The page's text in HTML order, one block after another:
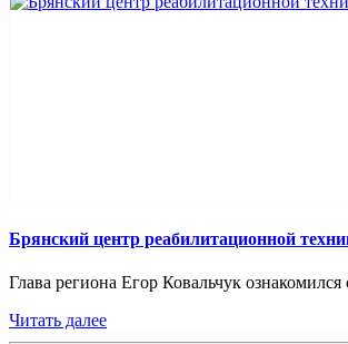
Брянский центр реабилитационной
Глава региона Егор Ковальчук
Читать далее